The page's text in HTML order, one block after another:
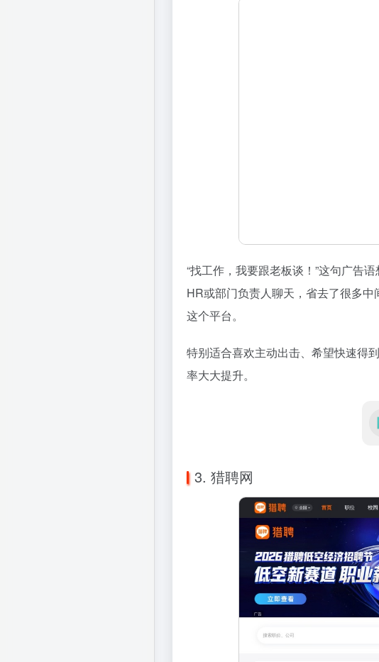
“找工作，我要跟老板谈！”这句广告
HR或部门负责人聊天，省去了很多
这个平台。
特别适合喜欢主动出击、希望快速得
率大大提升。
3. 猎聘网